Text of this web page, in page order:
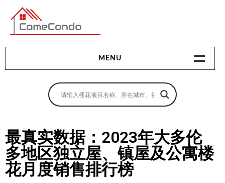
多伦多最新最全的楼花搜索引擎
MENU
地产相关
买房指南
卖房指南
贷款指南
最真实数据：2023年大多伦
多地区独立屋、镇屋及公寓楼
花月度销售排行榜